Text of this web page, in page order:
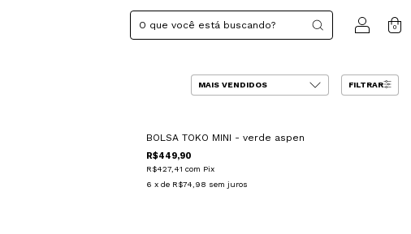
0
FILTRAR
BOLSA TOKO MINI - verde aspen
R$449,90
R$427,41 com Pix
6 x de R$74,98 sem juros